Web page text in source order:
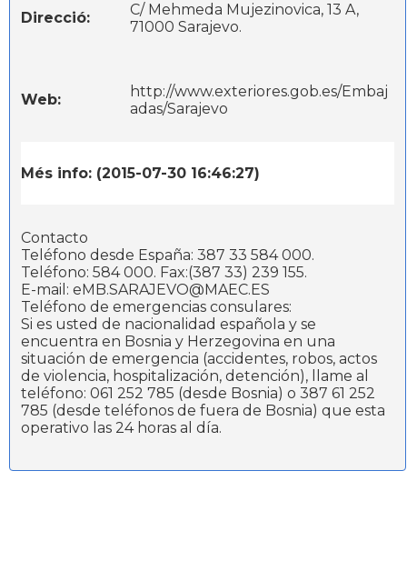
Direcció:
C/ Mehmeda Mujezinovica, 13 A,
71000 Sarajevo.
Web:
http://www.exteriores.gob.es/Embaj
adas/Sarajevo
Més info: (2015-07-30 16:46:27)
Contacto
Teléfono desde España: 387 33 584 000.
Teléfono: 584 000. Fax:(387 33) 239 155.
E-mail: eMB.SARAJEVO@MAEC.ES
Teléfono de emergencias consulares:
Si es usted de nacionalidad española y se
encuentra en Bosnia y Herzegovina en una
situación de emergencia (accidentes, robos, actos
de violencia, hospitalización, detención), llame al
teléfono: 061 252 785 (desde Bosnia) o 387 61 252
785 (desde teléfonos de fuera de Bosnia) que esta
operativo las 24 horas al día.